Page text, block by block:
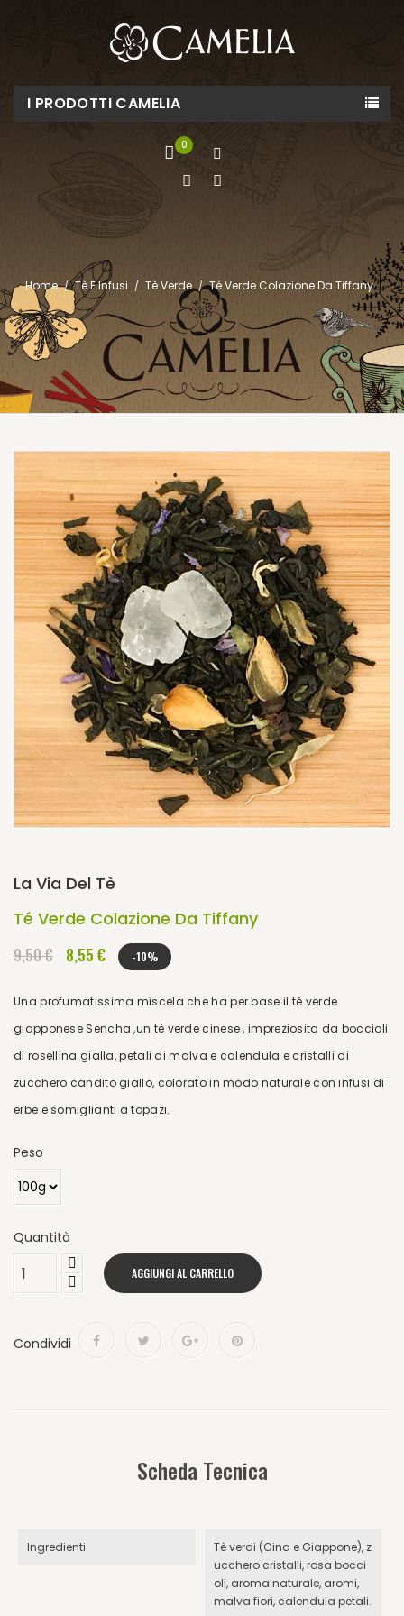
I PRODOTTI CAMELIA
0
Home Tè E Infusi Tè Verde Té Verde Colazione Da Tiffany
Prezzo scontato
La Via Del Tè
Té Verde Colazione Da Tiffany
9,50 € 8,55 € -10%
Una profumatissima miscela che ha per base il tè verde
giapponese Sencha ,un tè verde cinese , impreziosita da boccioli
di rosellina gialla, petali di malva e calendula e cristalli di
zucchero candito giallo, colorato in modo naturale con infusi di
erbe e somiglianti a topazi.
Peso
Quantità
AGGIUNGI AL CARRELLO
Condividi
Scheda Tecnica
Ingredienti
Tè verdi (Cina e Giappone), z
ucchero cristalli, rosa bocci
oli, aroma naturale, aromi,
malva fiori, calendula petali.